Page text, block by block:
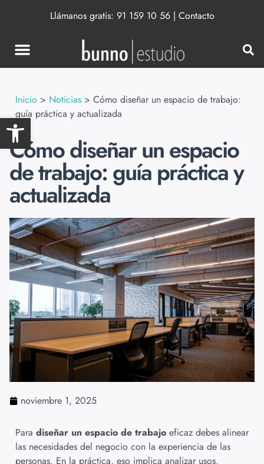
Abrir barra de herramientas
Llámanos gratis: 91 159 10 56| Contacto
Inicio > Noticias > Cómo diseñar un espacio de trabajo:
guía práctica y actualizada
Cómo diseñar un espacio
de trabajo: guía práctica y
actualizada
noviembre 1, 2025
Para diseñar un espacio de trabajo eficaz debes alinear
las necesidades del negocio con la experiencia de las
personas. En la práctica, eso implica analizar usos,